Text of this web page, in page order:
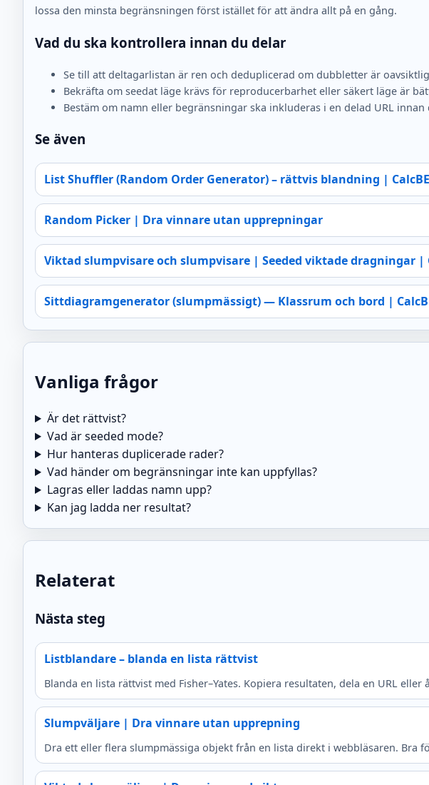
lossa den minsta begränsningen först istället för att ändra allt på en gång.
Vad du ska kontrollera innan du delar
Se till att deltagarlistan är ren och deduplicerad om dubbletter är
Bekräfta om seedat läge krävs för reproducerbarhet eller säkert läge är
Bestäm om namn eller begränsningar ska inkluderas i en delad URL
Se även
List Shuffler (Random Order Generator) – rättvis blandning | CalcBE
Random Picker | Dra vinnare utan upprepningar
Viktad slumpvisare och slumpvisare | Seeded viktade dragningar |
Sittdiagramgenerator (slumpmässigt) — Klassrum och bord |
Vanliga frågor
Är det rättvist?
Vad är seeded mode?
Hur hanteras duplicerade rader?
Vad händer om begränsningar inte kan uppfyllas?
Lagras eller laddas namn upp?
Kan jag ladda ner resultat?
Relaterat
Nästa steg
Listblandare – blanda en lista rättvist
Blanda en lista rättvist med Fisher–Yates. Kopiera resultaten, dela en URL
Slumpväljare | Dra vinnare utan upprepning
Dra ett eller flera slumpmässiga objekt från en lista direkt i webbläsaren.